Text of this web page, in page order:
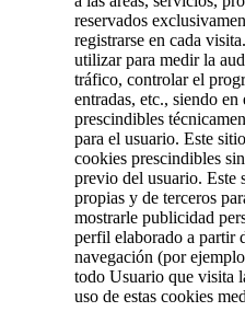
reservados
registrarse en cada
utilizar para medir la
tráfico, controlar el
entradas, etc., siendo en
prescindibles
para el usuario. Este
cookies prescindibles
previo del usuario.
propias y de terceros
mostrarle publicidad
perfil elaborado a partir
navegación (por
todo Usuario que visita
uso de estas cookies